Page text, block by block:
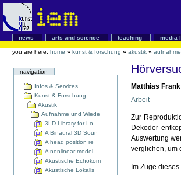
news arts and science teaching media
you are here: home » kunst & forschung » akustik »
navigation
Infos & Services
Kunst & Forschung
Akustik
Aufnahme und Wiede
3LD-Library for Lo
A Binaural 3D Soun
A head position re
A nonlinear model
Akustische Echokom
Akustische Lokalis
Matthias Frank
Arbeit
Zur
Dekoder
Auswertung
verglichen, um
Im Zuge